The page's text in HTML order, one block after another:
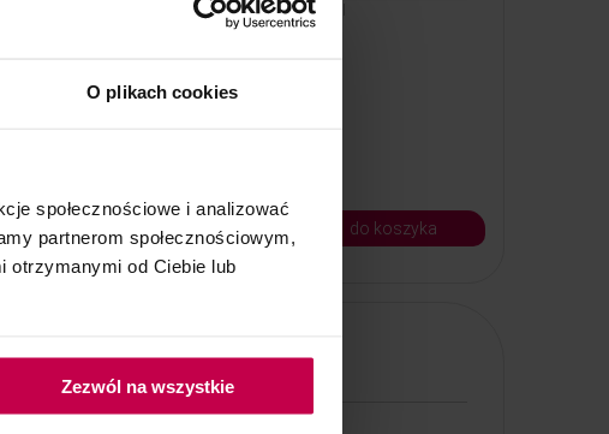
O plikach cookies
społecznościowe i analizować
partnerom społecznościowym,
otrzymanymi od Ciebie lub
Zezwól na wszystkie
Wosk w puszce Azulene 400ml
35, - zł
Kod: 3535 do koszyka
Pure Acetone
Pure Acetone 1000 ml